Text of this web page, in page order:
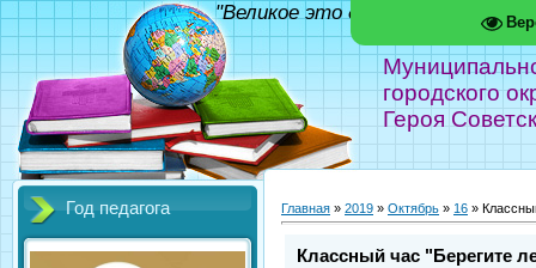
городского
Героя
"Великое это дело - школа!"
Год педагога Главная » 2019 » Октябрь » 16 »
Классный час "Берегите